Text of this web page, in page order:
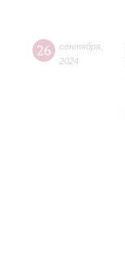
26 сентября
2024